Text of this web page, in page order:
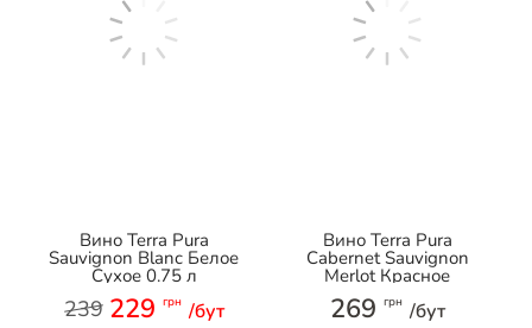
Вино Terra Pura
Sauvignon Blanc Белое
Сухое 0.75 л
239 229 грн /бут
Вино Terra Pura
Сabernet Sauvignon
Merlot Красное
Полусладкое 0.75 л
269 грн /бут